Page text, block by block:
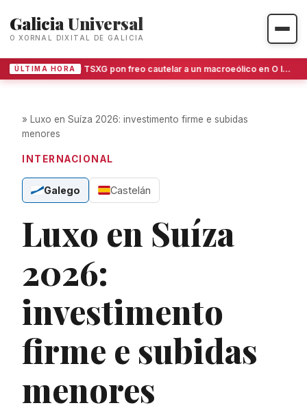
Galicia Universal
O XORNAL DIXITAL DE GALICIA
ÚLTIMA HORA O TSXG pon freo cautelar a un macroeólico en O Invernadoiro
» Luxo en Suíza 2026: investimento firme e subidas
menores
INTERNACIONAL
Galego Castelán
Luxo en Suíza
2026:
investimento
firme e subidas
menores